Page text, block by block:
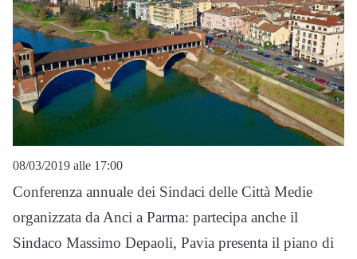
08/03/2019 alle 17:00
Conferenza annuale dei Sindaci delle Città Medie
organizzata da Anci a Parma: partecipa anche il
Sindaco Massimo Depaoli, Pavia presenta il piano di